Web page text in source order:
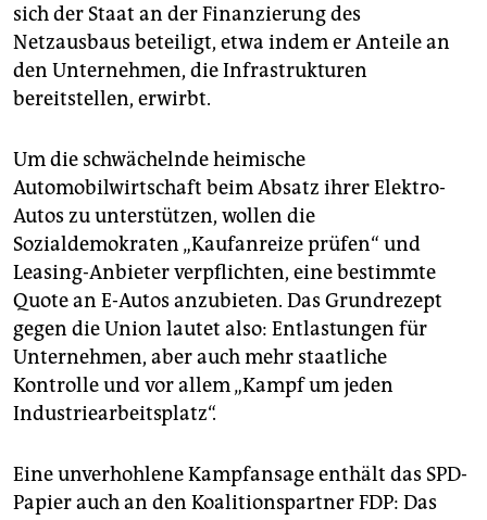
sich der Staat an der Finanzierung des
Netzausbaus beteiligt, etwa indem er Anteile an
den Unternehmen, die Infrastrukturen
bereitstellen, erwirbt.
Um die schwächelnde heimische
Automobilwirtschaft beim Absatz ihrer Elektro-
Autos zu unterstützen, wollen die
Sozialdemokraten „Kaufanreize prüfen“ und
Leasing-Anbieter verpflichten, eine bestimmte
Quote an E-Autos anzubieten. Das Grundrezept
gegen die Union lautet also: Entlastungen für
Unternehmen, aber auch mehr staatliche
Kontrolle und vor allem „Kampf um jeden
Industriearbeitsplatz“.
Eine unverhohlene Kampfansage enthält das SPD-
Papier auch an den Koalitionspartner FDP: Das